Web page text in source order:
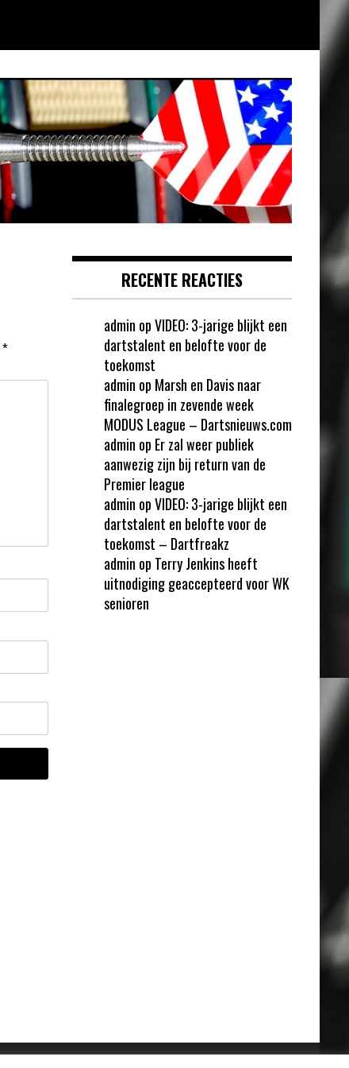
*
RECENTE REACTIES
admin opVIDEO: 3-jarige blijkt een
dartstalent en belofte voor de
toekomst
admin op Marsh en Davis naar
finalegroep in zevende week
MODUS League – Dartsnieuws.com
admin op Er zal weer publiek
aanwezig zijn bij return van de
Premier league
admin opVIDEO: 3-jarige blijkt een
dartstalent en belofte voor de
toekomst – Dartfreakz
admin op Terry Jenkins heeft
uitnodiging geaccepteerd voor WK
senioren